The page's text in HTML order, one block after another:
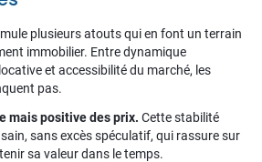
plusieurs atouts qui en font un terrain
immobilier. Entre dynamique
et accessibilité du marché, les
pas.
mais positive des prix. Cette stabilité
sans excès spéculatif, qui rassure sur
sa valeur dans le temps.